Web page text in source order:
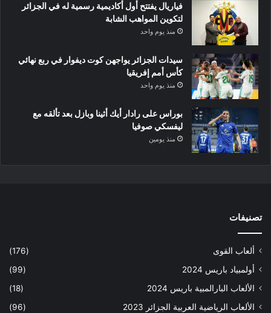
فياريال يفتتح أول أكاديمية رسمية له في الجزائر
لتكوين المواهب الشابة
منذ يوم واحد
سيدات الجزائر يواجهن كوت ديفوار في ربع نهائي
كأس أمم إفريقيا
منذ يوم واحد
بوراس على رادار أيك أثينا وبازل بعد تألقه مع
ليفسكي صوفيا
منذ يومين
تصنيفات
ألعاب القوى
(176)
أولمبياد باريس 2024
(99)
الألعاب البارالمبية باريس 2024
(18)
الألعاب الرياضية العربية الجزائر 2023
(96)